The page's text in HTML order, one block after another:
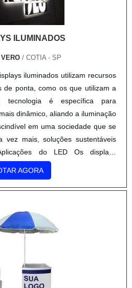
ILUMINADOS
/ COTIA - SP
iluminados utilizam recursos
de ponta, como os que utilizam a
tecnologia é específica para
dinâmico, aliando a iluminação
em uma sociedade que se
vez mais, soluções sustentáveis
do LED Os displays
atrativos do que os ou....
AGORA